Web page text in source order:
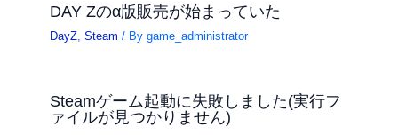
DAY Zのα版販売が始まっていた
DayZ ,Steam / Bygame_administrator
Steamゲーム起動に失敗しました(実行フ
ァイルが見つかりません)